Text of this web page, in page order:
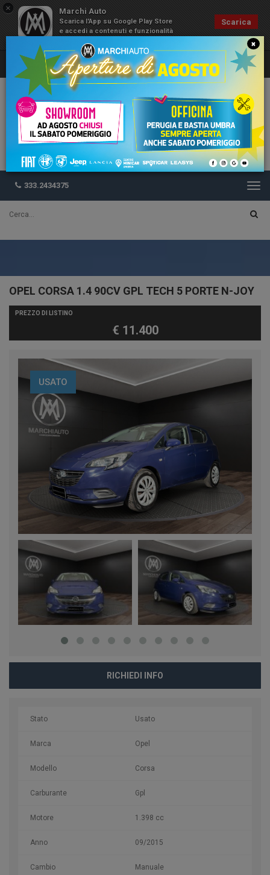
× Marchi Auto
Scarica l'App su Google Play Store
e accedi a contenuti e funzionalità
Scarica
333.2434375
OPEL CORSA 1.4 90CV GPL TECH 5 PORTE N-JOY
PREZZO DI LISTINO
€ 11.400
USATO
RICHIEDI INFO
Stato Usato
Marca Opel
Modello Corsa
Carburante Gpl
Motore 1.398 cc
Anno 09/2015
Cambio Manuale
×